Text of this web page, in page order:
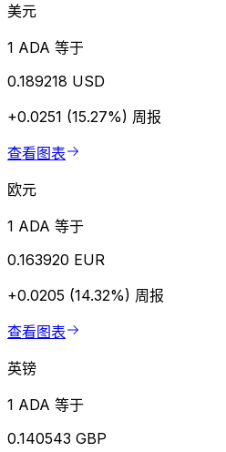
美元
1 ADA 等于
0.189218 USD
+0.0251 (15.27%) 周报
查看图表
欧元
1 ADA 等于
0.163920 EUR
+0.0205 (14.32%) 周报
查看图表
英镑
1 ADA 等于
0.140543 GBP